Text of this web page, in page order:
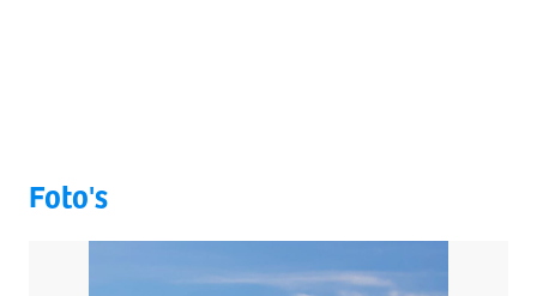
Foto's